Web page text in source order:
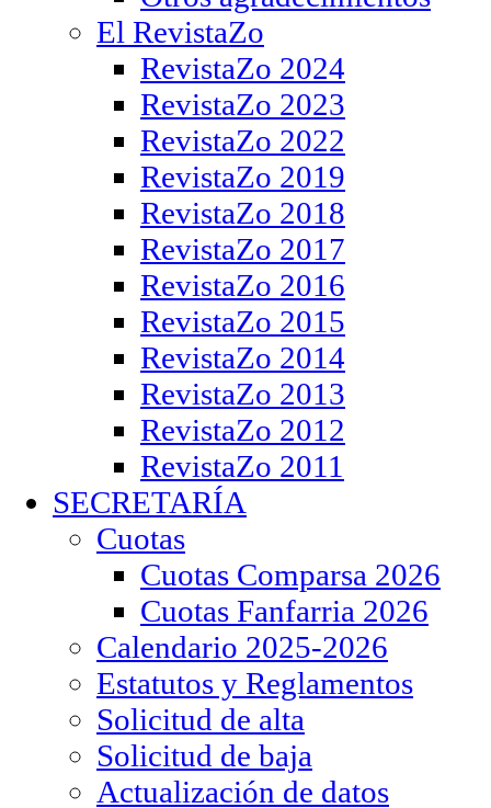
El RevistaZo
RevistaZo 2024
RevistaZo 2023
RevistaZo 2022
RevistaZo 2019
RevistaZo 2018
RevistaZo 2017
RevistaZo 2016
RevistaZo 2015
RevistaZo 2014
RevistaZo 2013
RevistaZo 2012
RevistaZo 2011
SECRETARÍA
Cuotas
Cuotas Comparsa 2026
Cuotas Fanfarria 2026
Calendario 2025-2026
Estatutos y Reglamentos
Solicitud de alta
Solicitud de baja
Actualización de datos